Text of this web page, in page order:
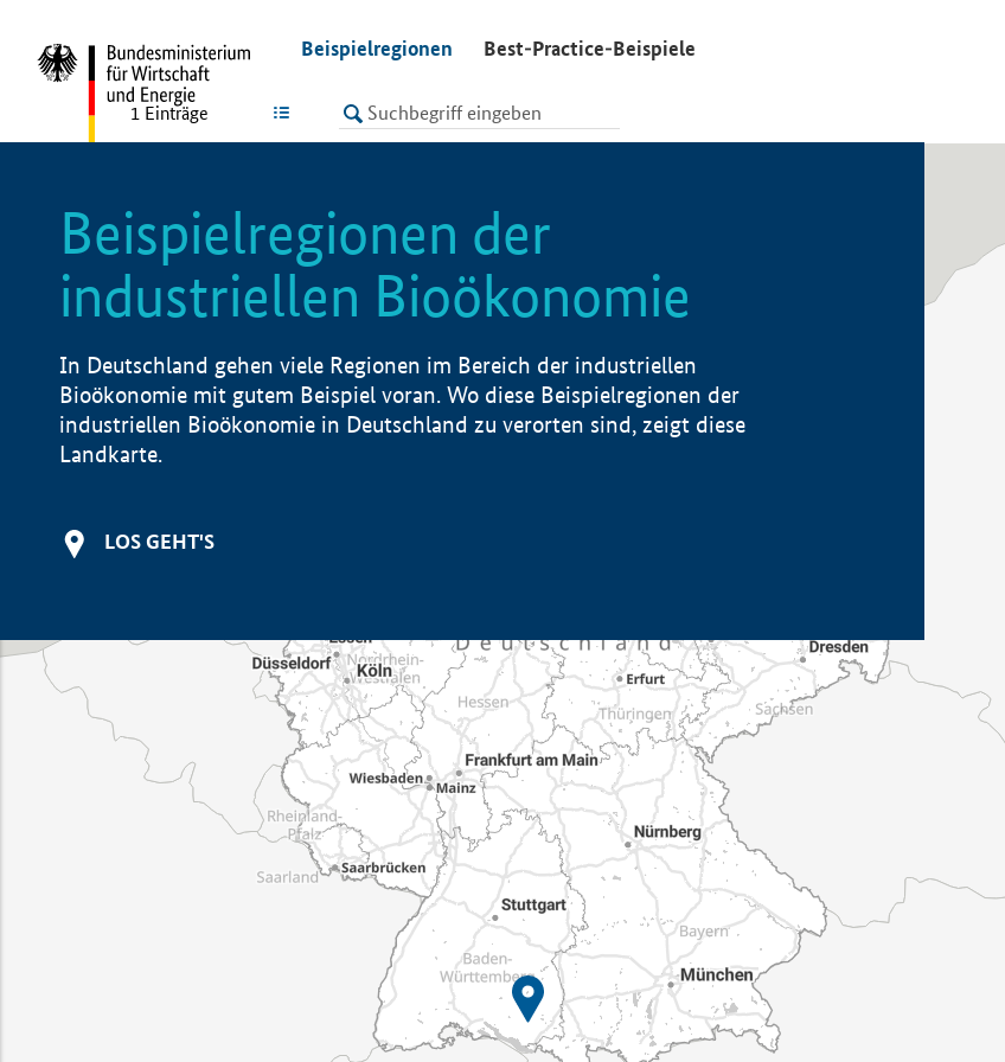
Beispielregionen Best-Practice-Beispiele
LISTE
1 Einträge
Beispielregionen der
industriellen Bioökonomie
In Deutschland gehen viele Regionen im Bereich der industriellen
Bioökonomie mit gutem Beispiel voran. Wo diese Beispielregionen der
industriellen Bioökonomie in Deutschland zu verorten sind, zeigt diese
Landkarte.
LOS GEHT'S